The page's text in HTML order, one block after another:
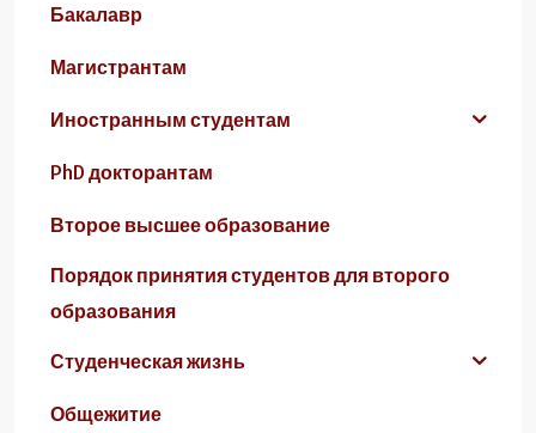
Бакалавр
Магистрантам
Иностранным студентам
PhD докторантам
Второе высшее образование
Порядок принятия студентов для второго
образования
Студенческая жизнь
Общежитие